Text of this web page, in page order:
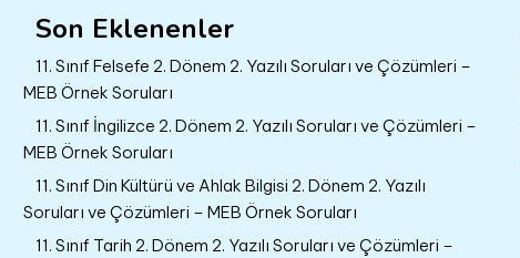
Son Eklenenler
11. Sınıf Felsefe 2. Dönem 2. Yazılı Soruları ve Çözümleri –
MEB Örnek Soruları
11. Sınıf İngilizce 2. Dönem 2. Yazılı Soruları ve Çözümleri –
MEB Örnek Soruları
11. Sınıf Din Kültürü ve Ahlak Bilgisi 2. Dönem 2. Yazılı
Soruları ve Çözümleri – MEB Örnek Soruları
11. Sınıf Tarih 2. Dönem 2. Yazılı Soruları ve Çözümleri –